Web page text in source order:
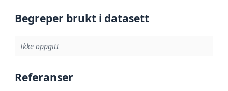
Begreper brukt i datasett
Ikke oppgitt
Referanser